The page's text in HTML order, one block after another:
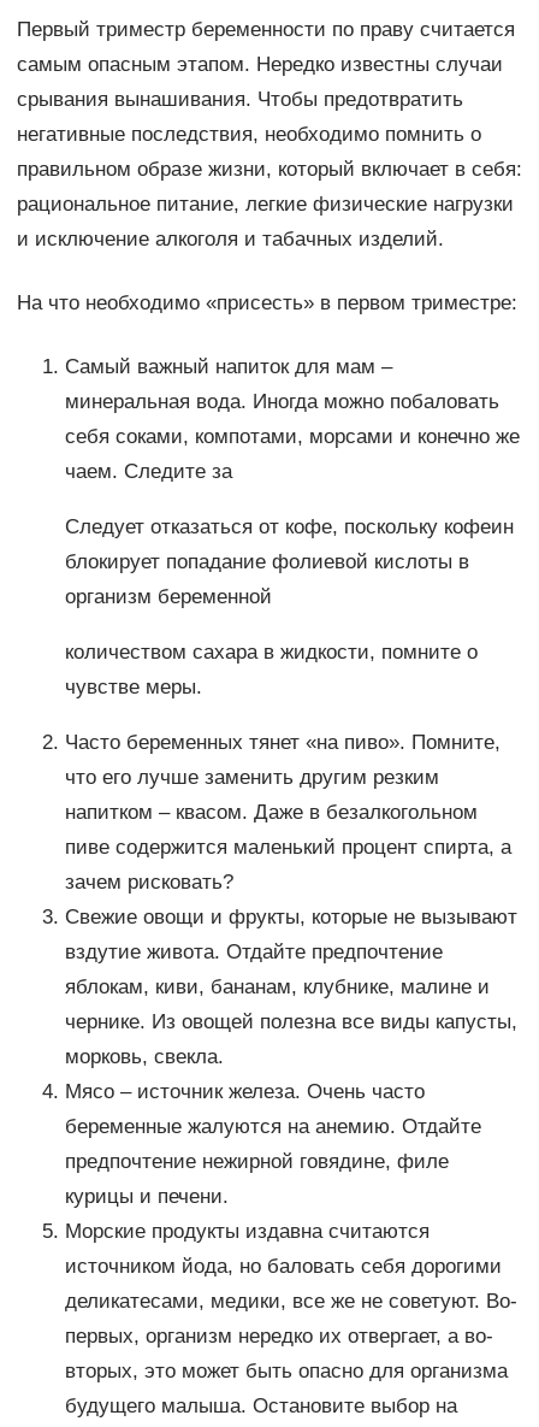
Первый триместр беременности по праву считается
самым опасным этапом. Нередко известны случаи
срывания вынашивания. Чтобы предотвратить
негативные последствия, необходимо помнить о
правильном образе жизни, который включает в себя:
рациональное питание, легкие физические нагрузки
и исключение алкоголя и табачных изделий.
На что необходимо «присесть» в первом триместре:
Самый важный напиток для мам –
минеральная вода. Иногда можно побаловать
себя соками, компотами, морсами и конечно же
чаем. Следите за
Следует отказаться от кофе, поскольку кофеин
блокирует попадание фолиевой кислоты в
организм беременной
количеством сахара в жидкости, помните о
чувстве меры.
Часто беременных тянет «на пиво». Помните,
что его лучше заменить другим резким
напитком – квасом. Даже в безалкогольном
пиве содержится маленький процент спирта, а
зачем рисковать?
Свежие овощи и фрукты, которые не вызывают
вздутие живота. Отдайте предпочтение
яблокам, киви, бананам, клубнике, малине и
чернике. Из овощей полезна все виды капусты,
морковь, свекла.
Мясо – источник железа. Очень часто
беременные жалуются на анемию. Отдайте
предпочтение нежирной говядине, филе
курицы и печени.
Морские продукты издавна считаются
источником йода, но баловать себя дорогими
деликатесами, медики, все же не советуют. Во-
первых, организм нередко их отвергает, а во-
вторых, это может быть опасно для организма
будущего малыша. Остановите выбор на